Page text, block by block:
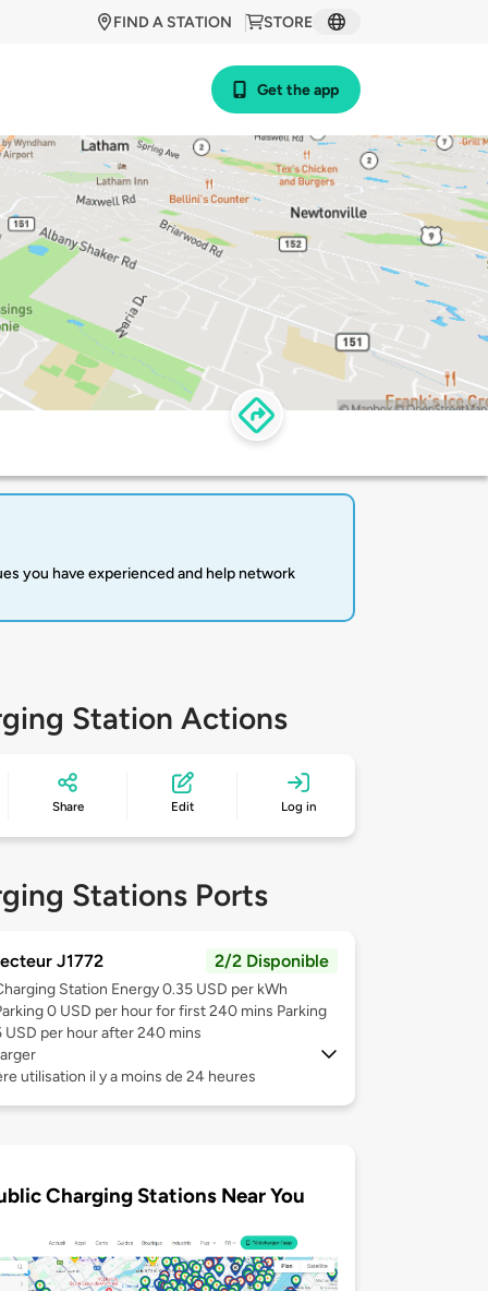
STORE
FIND A STATION
Get the app
you have experienced and help network
Station Actions
Share Edit Log in
Stations Ports
J1772 2/2 Disponible
Station Energy 0.35 USD per kWh
0 USD per hour for first 240 mins Parking
USD per hour after 240 mins
utilisation il y a moins de 24 heures
Charging Stations Near You